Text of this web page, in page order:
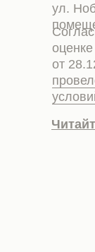
ул.
от